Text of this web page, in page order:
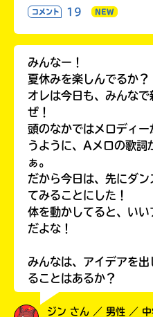
コメント 19 NEW
みんなー！
夏休みを楽しんでるか？
オレは今日も、みんな
ぜ！
頭のなかではメロディ
うように、Aメロの歌詞
ぁ。
だから今日は、先にダン
てみることにした！
体を動かしてると、い
だよな！
みんなは、アイデアを
ることはあるか？
ジン さん ／ 男性 ／